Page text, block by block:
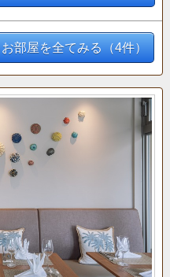
お部屋を全てみる（4件）